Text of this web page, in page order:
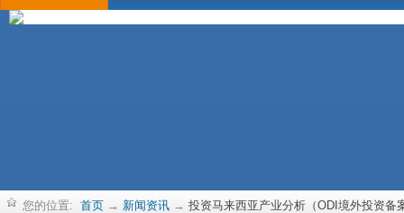
您的位置: 首页 → 新闻资讯 → 投资马来西亚产业分析（ODI境外投资备